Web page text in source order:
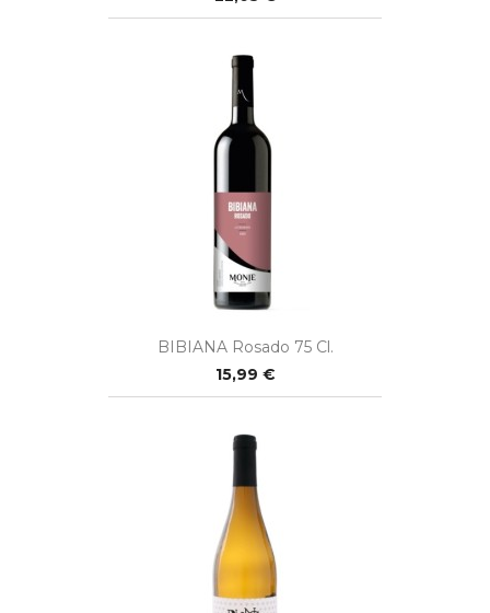
BIBIANA Rosado 75 Cl.
15,99 €